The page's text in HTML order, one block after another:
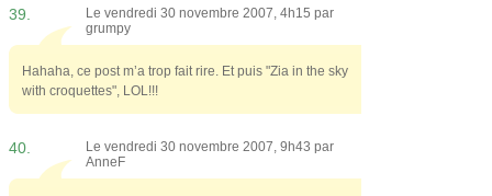
39.
Le vendredi 30 novembre 2007, 4h15 par
grumpy
Hahaha, ce post m’a trop fait rire. Et puis "Zia in the sky
with croquettes", LOL!!!
40.
Le vendredi 30 novembre 2007, 9h43 par
AnneF